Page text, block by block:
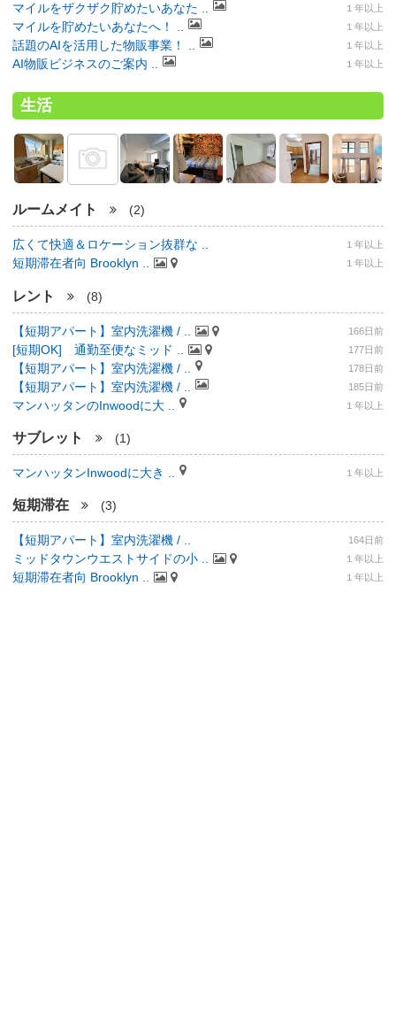
マイルをザクザク貯めたいあなた .. １年以上
マイルを貯めたいあなたへ！ .. １年以上
話題のAIを活用した物販事業！ .. １年以上
AI物販ビジネスのご案内 .. １年以上
生活
ルームメイト (2)
広くて快適＆ロケーション抜群な .. １年以上
短期滞在者向 Brooklyn .. １年以上
レント (8)
【短期アパート】室内洗濯機 / .. 166日前
[短期OK] 通勤至便なミッド .. 177日前
【短期アパート】室内洗濯機 / .. 178日前
【短期アパート】室内洗濯機 / .. 185日前
マンハッタンのInwoodに大 .. １年以上
サブレット (1)
マンハッタンInwoodに大き .. １年以上
短期滞在 (3)
【短期アパート】室内洗濯機 / .. 164日前
ミッドタウンウエストサイドの小 .. １年以上
短期滞在者向 Brooklyn .. １年以上